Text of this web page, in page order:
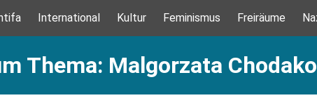
International Kultur Feminismus Freiräume
Thema: Malgorzata